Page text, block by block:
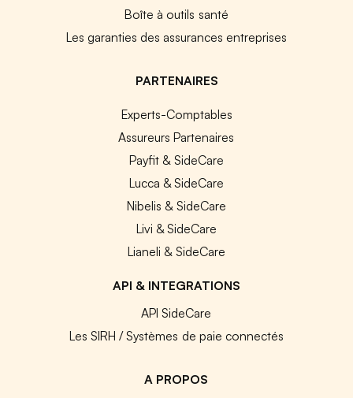
Boîte à outils santé
Les garanties des assurances entreprises
PARTENAIRES
Experts-Comptables
Assureurs Partenaires
Payfit & SideCare
Lucca & SideCare
Nibelis & SideCare
Livi & SideCare
Lianeli & SideCare
API & INTEGRATIONS
API SideCare
Les SIRH / Systèmes de paie connectés
A PROPOS